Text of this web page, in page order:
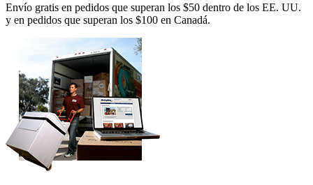
Envío gratis en pedidos que superan los $50 dentro de los EE. UU.
y en pedidos que superan los $100 en Canadá.